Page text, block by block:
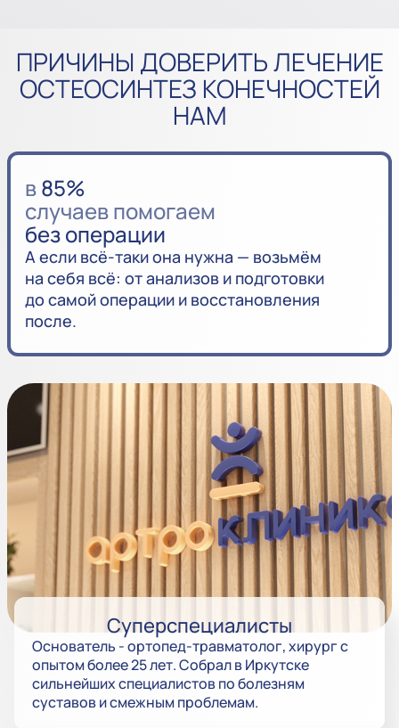
ПРИЧИНЫ ДОВЕРИТЬ ЛЕЧЕНИЕ
ОСТЕОСИНТЕЗ КОНЕЧНОСТЕЙ
НАМ
в85%
случаев помогаем
без операции
А если всё-таки она нужна — возьмём
на себя всё: от анализов и подготовки
до самой операции и восстановления
после.
Суперспециалисты
Основатель - ортопед-травматолог, хирург с
опытом более 25 лет. Собрал в Иркутске
сильнейших специалистов по болезням
суставов и смежным проблемам.